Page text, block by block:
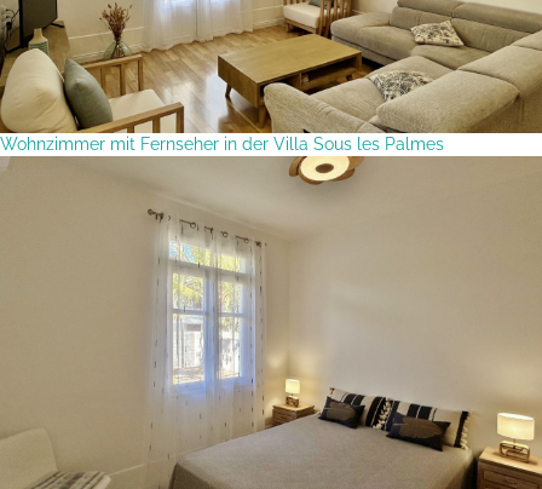
Wohnzimmer mit Fernseher in der Villa Sous les Palmes